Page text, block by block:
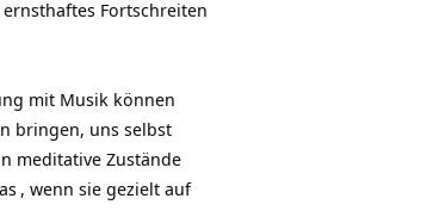
Fortschreiten
mit Musik können
bringen, uns selbst
meditative Zustände
, wenn sie gezielt auf